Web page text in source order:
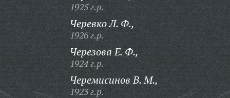
1925 г.р.
Черевко Л. Ф.,
1926 г.р.
Черезова Е. Ф.,
1924 г.р.
Черемисинов В. М.,
1923 г.р.